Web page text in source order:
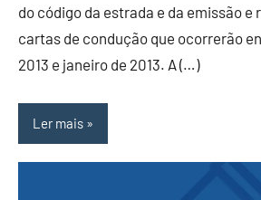
do código da estrada e da emissão e
cartas de condução que ocorrerão
2013 e janeiro de 2013. A (…)
Ler mais